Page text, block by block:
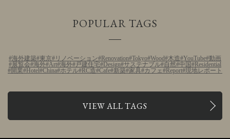
POPULAR TAGS
海外建築 東京 リノベーション Renovation Tokyo Wood 木造 YouTube 動画
展覧会 海外 Art 海外 戸建住宅 Design サステナブル 自然 中国
Residential
開業
Hotel China ホテル RC造 Cafe 新築 家具 カフェ Report 現地レポート
VIEW ALL TAGS